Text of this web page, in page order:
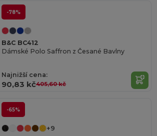
-78%
B&C BC412
Dámské Polo Saffron z Česané Bavlny
Najnižší cena:
90,83 kč405,60 kč
-65%
+9